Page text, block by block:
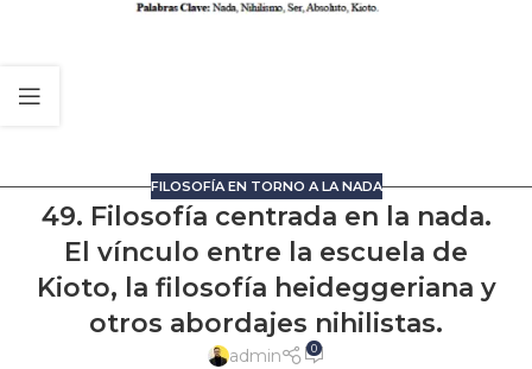
FILOSOFÍA EN TORNO A LA NADA
49. Filosofía centrada en la nada.
El vínculo entre la escuela de
Kioto, la filosofía heideggeriana y
otros abordajes nihilistas.
admin 0